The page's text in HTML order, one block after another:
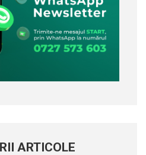
ARTICOLE